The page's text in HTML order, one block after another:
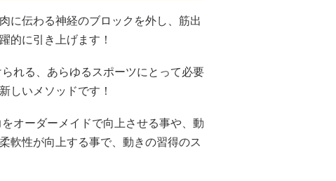
に伝わる神経のブロックを外し、筋出
的に引き上げます！
れる、あらゆるスポーツにとって必要
しいメソッドです！
オーダーメイドで向上させる事や、動
軟性が向上する事で、動きの習得のス